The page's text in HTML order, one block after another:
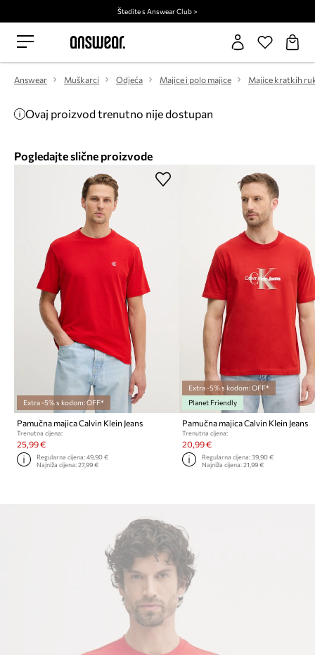
Štedite s Answear Club >
Answear Muškarci Odjeća Majice i polo majice Majice kratkih
Ovaj proizvod trenutno nije dostupan
Pogledajte slične proizvode
Extra -5% s kodom: OFF*
Pamučna majica Calvin Klein Jeans
Trenutna cijena:
25,99 €
Regularna cijena:49,90 €
Najniža cijena:27,99 €
Extra -5% s kodom: OFF*
Planet Friendly
Pamučna majica Calvin Klein Jeans
Trenutna cijena:
20,99 €
Regularna cijena: 39,90 €
Najniža cijena: 21,99 €